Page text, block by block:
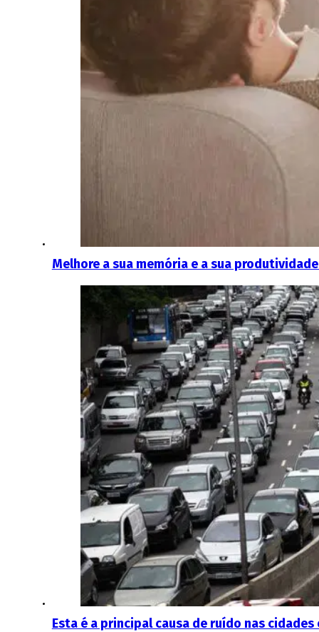
Melhore a sua memória e a sua
Esta é a principal causa de ruído nas